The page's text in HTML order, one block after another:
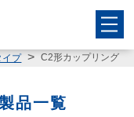
イプ C2形カップリング
品一覧